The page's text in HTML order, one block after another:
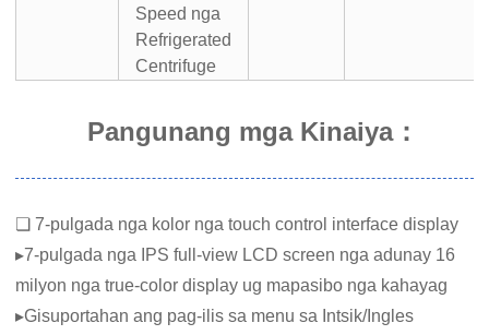
Speed ​​nga
Refrigerated
Centrifuge
Pangunang mga Kinaiya：
❏ 7-pulgada nga kolor nga touch control interface display
▸7-pulgada nga IPS full-view LCD screen nga adunay 16
milyon nga true-color display ug mapasibo nga kahayag
▸Gisuportahan ang pag-ilis sa menu sa Intsik/Ingles